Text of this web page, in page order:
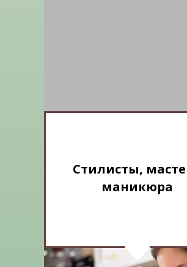
Стилисты,
маникюра